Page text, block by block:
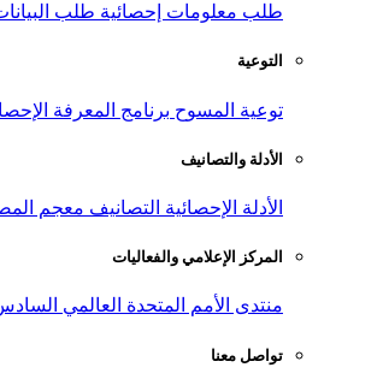
طلب معلومات إحصائية طلب
التوعية
توعية المسوح برنامج المعرفة
الأدلة والتصانيف
الأدلة الإحصائية التصانيف معجم
المركز الإعلامي والفعاليات
منتدى الأمم المتحدة العالمي السادس
تواصل معنا